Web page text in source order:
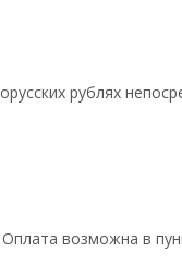
рублях
возможна в